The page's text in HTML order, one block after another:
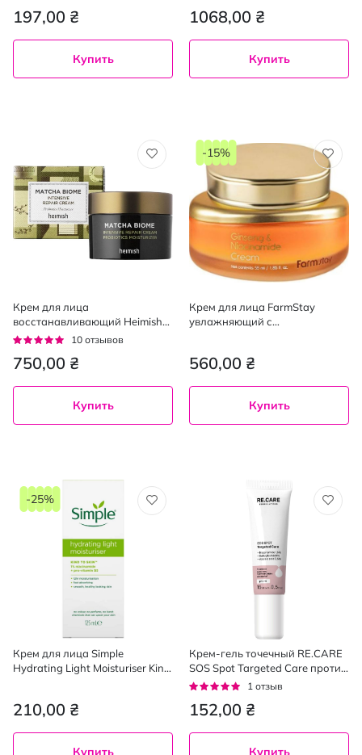
197,00 ₴
Купить
1068,00 ₴
Купить
Крем для лица
восстанавливающий Heimish
Matcha Biome Intensive Repair
Рейтинг:
10 отзывов
750,00 ₴
Купить
Крем для лица FarmStay
увлажняющий с
560,00 ₴
-15%
Купить
Крем для лица Simple
Hydrating Light Moisturiser Kind
210,00 ₴
-25%
Купить
Крем-гель точечный RE.CARE
SOS Spot Targeted Care против
высыпаний быстрого
Рейтинг:
1 отзыв
152,00 ₴
Купить